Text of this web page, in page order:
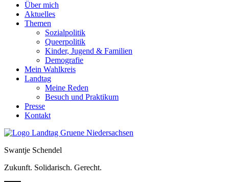
Über mich
Aktuelles
Themen
Sozialpolitik
Queerpolitik
Kinder, Jugend & Familien
Demografie
Mein Wahlkreis
Landtag
Meine Reden
Besuch und Praktikum
Presse
Kontakt
Swantje Schendel
Zukunft. Solidarisch. Gerecht.